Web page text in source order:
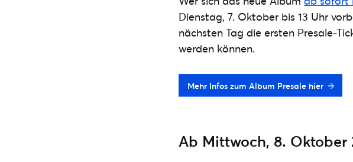
Dienstag, 7. Oktober bis 13 Uhr
nächsten Tag die ersten Presale-
werden können.
Mehr Infos zum Album Presale hier
Ab Mittwoch, 8. Oktober